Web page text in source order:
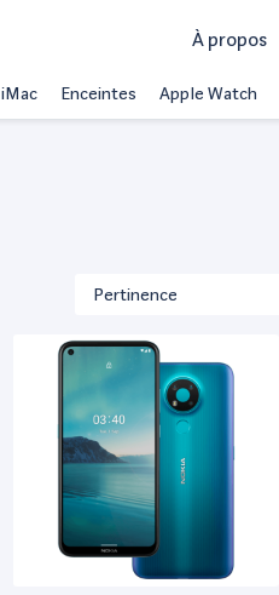
À propos
iMac Enceintes Apple Watch